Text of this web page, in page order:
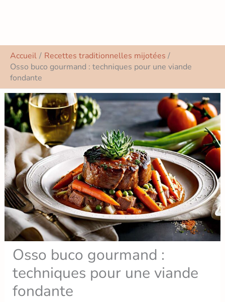
Accueil
Recettes traditionnelles mijotées
Osso buco gourmand : techniques pour une viande
fondante
Osso buco gourmand :
techniques pour une viande
fondante